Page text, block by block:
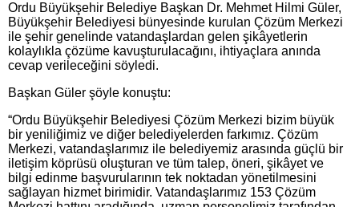
Ordu Büyükşehir Belediye Başkan Dr. Mehmet Hilmi Güler,
Büyükşehir Belediyesi bünyesinde kurulan Çözüm Merkezi
ile şehir genelinde vatandaşlardan gelen şikâyetlerin
kolaylıkla çözüme kavuşturulacağını, ihtiyaçlara anında
cevap verileceğini söyledi.
Başkan Güler şöyle konuştu:
“Ordu Büyükşehir Belediyesi Çözüm Merkezi bizim büyük
bir yeniliğimiz ve diğer belediyelerden farkımız. Çözüm
Merkezi, vatandaşlarımız ile belediyemiz arasında güçlü bir
iletişim köprüsü oluşturan ve tüm talep, öneri, şikâyet ve
bilgi edinme başvurularının tek noktadan yönetilmesini
sağlayan hizmet birimidir. Vatandaşlarımız 153 Çözüm